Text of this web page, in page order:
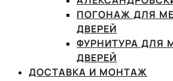
ПОГОНАЖ ДЛЯ
ДВЕРЕЙ
ФУРНИТУРА ДЛЯ
ДВЕРЕЙ
ДОСТАВКА И МОНТАЖ